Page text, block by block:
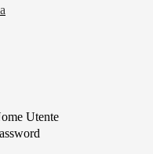
Utente